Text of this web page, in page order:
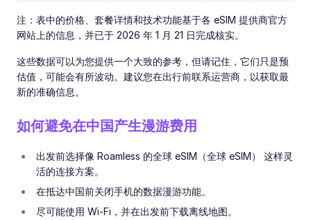
注：表中的价格、套餐详情和技术功能基于各 eSIM 提供商官方
网站上的信息，并已于 2026 年 1 月 21 日完成核实。
这些数据可以为您提供一个大致的参考，但请记住，它们只是预
估值，可能会有所波动。建议您在出行前联系运营商，以获取最
新的准确信息。
如何避免在中国产生漫游费用
出发前选择像 Roamless 的全球 eSIM（全球 eSIM） 这样灵
活的连接方案。
在抵达中国前关闭手机的数据漫游功能。
尽可能使用 Wi-Fi，并在出发前下载离线地图。